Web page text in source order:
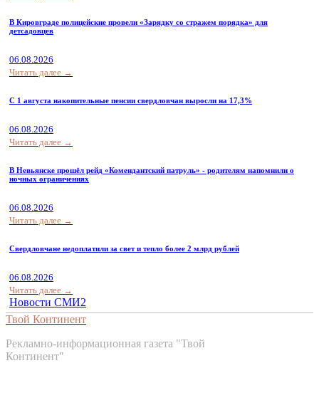
В Кировграде полицейские провели «Зарядку со стражем порядка» для
детсадовцев
06.08.2026
Читать далее →
С 1 августа накопительные пенсии свердловчан выросли на 17,3%
06.08.2026
Читать далее →
В Невьянске прошёл рейд «Комендантский патруль» - родителям напомнили о
ночных ограничениях
06.08.2026
Читать далее →
Свердловчане недоплатили за свет и тепло более 2 млрд рублей
06.08.2026
Читать далее →
Новости СМИ2
Твой Континент
Рекламно-информационная газета "Твой
Континент"